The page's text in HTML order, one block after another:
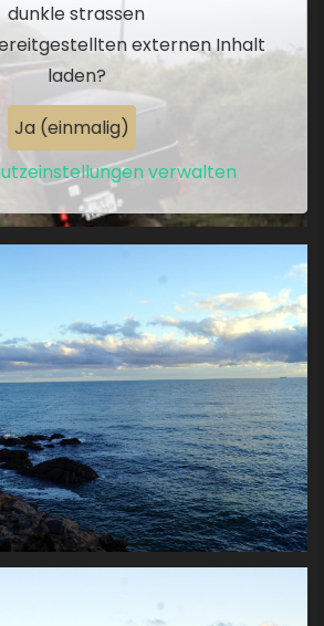
dunkle strassen
externen Inhalt
laden?
Ja (einmalig)
verwalten